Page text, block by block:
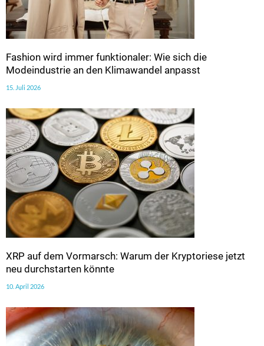
Fashion wird immer funktionaler: Wie sich die
Modeindustrie an den Klimawandel anpasst
15. Juli 2026
XRP auf dem Vormarsch: Warum der Kryptoriese jetzt
neu durchstarten könnte
10. April 2026